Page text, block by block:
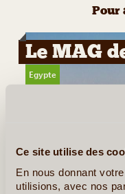
Ce site utilise des
En nous donnant
utilisions, avec nos
Pour
Le MAG
Egypte
Les